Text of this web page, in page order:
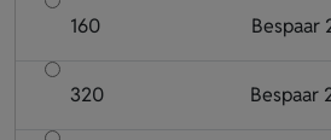
160 Bespaar
320 Bespaar